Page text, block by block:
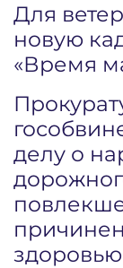
Для
новую
«Время
делу о
здоровью